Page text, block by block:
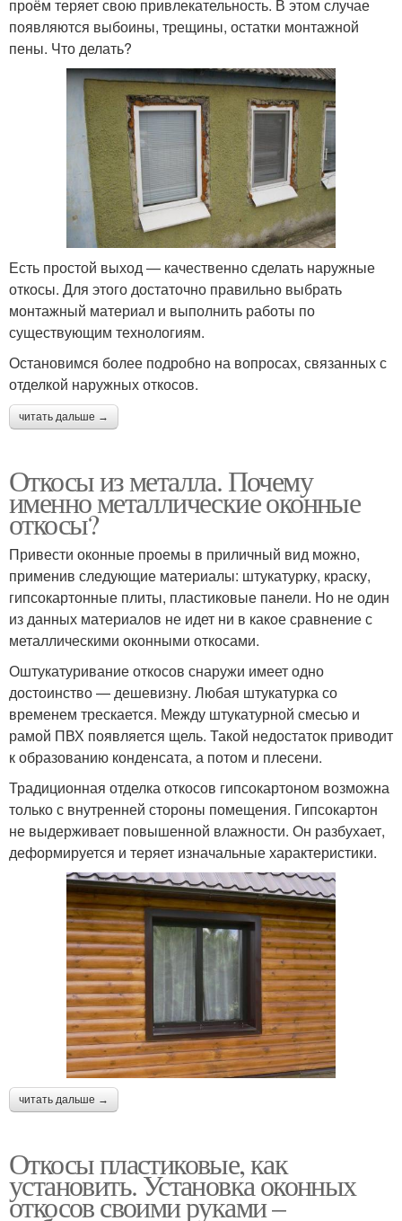
проём теряет свою привлекательность. В этом случае
появляются выбоины, трещины, остатки монтажной
пены. Что делать?
Есть простой выход — качественно сделать наружные
откосы. Для этого достаточно правильно выбрать
монтажный материал и выполнить работы по
существующим технологиям.
Остановимся более подробно на вопросах, связанных с
отделкой наружных откосов.
читать дальше →
Откосы из металла. Почему
именно металлические оконные
откосы?
Привести оконные проемы в приличный вид можно,
применив следующие материалы: штукатурку, краску,
гипсокартонные плиты, пластиковые панели. Но не один
из данных материалов не идет ни в какое сравнение с
металлическими оконными откосами.
Оштукатуривание откосов снаружи имеет одно
достоинство — дешевизну. Любая штукатурка со
временем трескается. Между штукатурной смесью и
рамой ПВХ появляется щель. Такой недостаток приводит
к образованию конденсата, а потом и плесени.
Традиционная отделка откосов гипсокартоном возможна
только с внутренней стороны помещения. Гипсокартон
не выдерживает повышенной влажности. Он разбухает,
деформируется и теряет изначальные характеристики.
читать дальше →
Откосы пластиковые, как
установить. Установка оконных
откосов своими руками –